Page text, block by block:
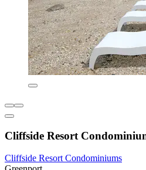
Cliffside Resort
Cliffside Resort Condominiums